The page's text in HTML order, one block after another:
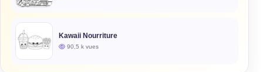
Kawaii Nourriture
90,5 k vues